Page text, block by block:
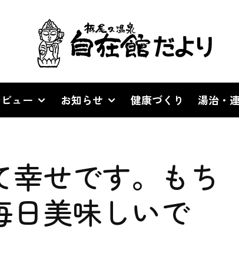
ュー お知らせ 健康づくり 湯治・
せです。もち
日美味しいで